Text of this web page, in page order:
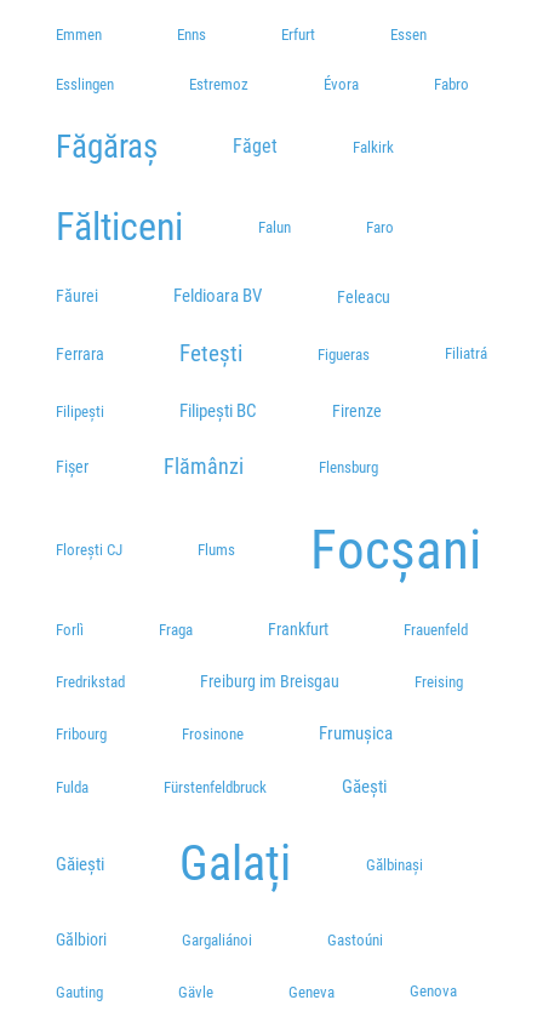
Emmen Enns Erfurt Essen
Esslingen Estremoz Évora Fabro
Făgăraș Făget Falkirk
Fălticeni Falun Faro
Făurei Feldioara BV Feleacu
Ferrara Fetești Figueras Filiatrá
Filipești Filipești BC Firenze
Fișer Flămânzi Flensburg
Florești CJ Flums Focșani
Forlì Fraga Frankfurt Frauenfeld
Fredrikstad Freiburg im Breisgau Freising
Fribourg Frosinone Frumușica
Fulda Fürstenfeldbruck Găești
Găieşti Galați Gălbinași
Gălbiori Gargaliánoi Gastoúni
Gauting Gävle Geneva Genova